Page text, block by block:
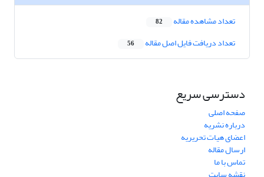
تعداد مشاهده مقاله 82
تعداد دریافت فایل اصل مقاله 56
دسترسی سریع
صفحه اصلی
درباره نشریه
اعضای هیات تحریریه
ارسال مقاله
تماس با ما